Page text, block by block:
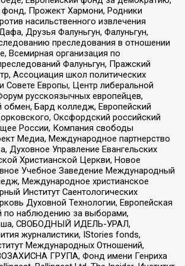
Прожект Хармони, Родники
насильственного извлечения
Друзья Фалуньгун, Фалуньгун,
преследования в отношении
Всемирная организация по
Фалуньгун, Пражский
Ассоциация школ политических
Совете Европы, Центр либеральной
русскоязычных европейцев,
обмен, Бард колледж, Европейский
Оксфордский российский
России, Компания свободы
Медиа, Международное партнерство
Духовное Управление Евангельских
Христианской Церкви, Новое
Учебное Заведение Международный
Международное христианское
Институт Саентологических
Духовной Технологии, Европейская
по наблюдению за выборами,
СВОБОДНЫЙ ИДЕЛЬ-УРАЛ,
журналистики, IStories fonds,
Международных Отношений,
ГРУПА, Фонд имени Генриха